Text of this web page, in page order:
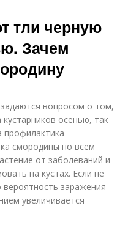
тли черную
Зачем
вопросом о том,
осенью, так
профилактика
смородины по всем
от заболеваний и
на кустах. Если не
заражения
увеличивается